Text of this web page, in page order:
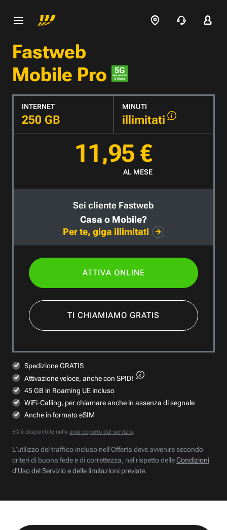
Fastweb
Mobile Pro
INTERNET
250 GB
MINUTI
illimitati
11,95 €
AL MESE
Sei cliente Fastweb
Casa o Mobile?
Per te, giga illimitati
ATTIVA ONLINE
TI CHIAMIAMO GRATIS
Spedizione GRATIS
Attivazione veloce, anche con SPID!
45 GB in Roaming UE incluso
WiFi-Calling, per chiamare anche in assenza di segnale
Anche in formato eSIM
5G è disponibile nelle aree coperte dal servizio.
L’utilizzo del traffico incluso nell’Offerta deve avvenire secondo
criteri di buona fede e di correttezza, nel rispetto delleCondizioni
d’Uso del Servizio e delle limitazioni previste.